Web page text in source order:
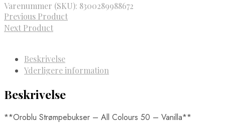
Varenummer (SKU): 8300289988672
Previous Product
Next Product
Beskrivelse
Yderligere information
Beskrivelse
**Oroblu Strømpebukser – All Colours 50 – Vanilla**